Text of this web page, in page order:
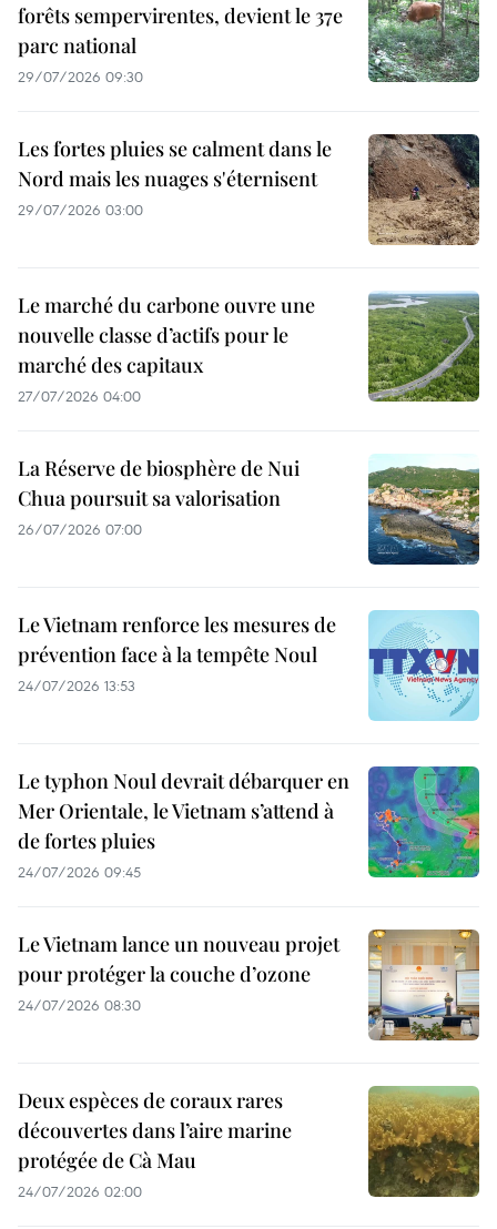
forêts sempervirentes, devient le 37e
parc national
29/07/2026 09:30
Les fortes pluies se calment dans le
Nord mais les nuages s'éternisent
29/07/2026 03:00
Le marché du carbone ouvre une
nouvelle classe d’actifs pour le
marché des capitaux
27/07/2026 04:00
La Réserve de biosphère de Nui
Chua poursuit sa valorisation
26/07/2026 07:00
Le Vietnam renforce les mesures de
prévention face à la tempête Noul
24/07/2026 13:53
Le typhon Noul devrait débarquer en
Mer Orientale, le Vietnam s’attend à
de fortes pluies
24/07/2026 09:45
Le Vietnam lance un nouveau projet
pour protéger la couche d’ozone
24/07/2026 08:30
Deux espèces de coraux rares
découvertes dans l’aire marine
protégée de Cà Mau
24/07/2026 02:00